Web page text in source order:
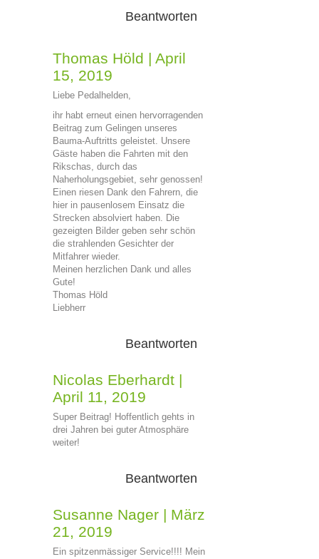
Beantworten
Thomas Höld | April
15, 2019
Liebe Pedalhelden,
ihr habt erneut einen hervorragenden
Beitrag zum Gelingen unseres
Bauma-Auftritts geleistet. Unsere
Gäste haben die Fahrten mit den
Rikschas, durch das
Naherholungsgebiet, sehr genossen!
Einen riesen Dank den Fahrern, die
hier in pausenlosem Einsatz die
Strecken absolviert haben. Die
gezeigten Bilder geben sehr schön
die strahlenden Gesichter der
Mitfahrer wieder.
Meinen herzlichen Dank und alles
Gute!
Thomas Höld
Liebherr
Beantworten
Nicolas Eberhardt |
April 11, 2019
Super Beitrag! Hoffentlich gehts in
drei Jahren bei guter Atmosphäre
weiter!
Beantworten
Susanne Nager | März
21, 2019
Ein spitzenmässiger Service!!!! Mein